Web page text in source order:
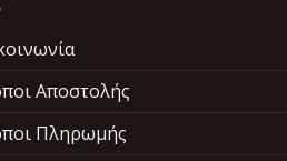
Αποστολής
Πληρωμής